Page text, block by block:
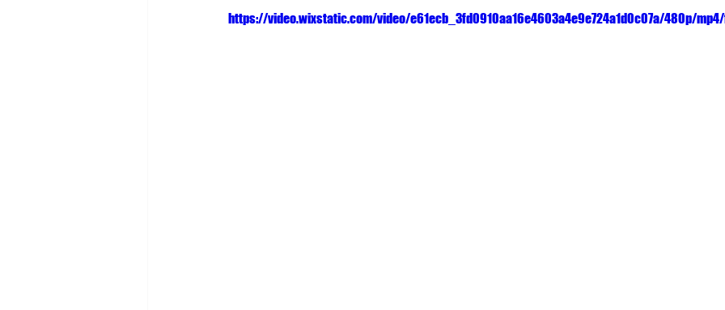
https://video.wixstatic.com/video/e61ecb_3fd0910aa16e4603a4e9e724a1d0c07a/480p/